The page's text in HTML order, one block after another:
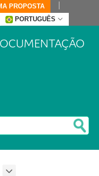
PROPOSTA
PORTUGUÊS